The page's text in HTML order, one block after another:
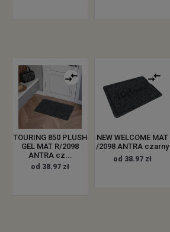
TOURING 850 PLUSH
GEL MAT R/2098
ANTRA cz...
od 38.97 zł
NEW WELCOME MAT
/2098 ANTRA czarny
od 38.97 zł